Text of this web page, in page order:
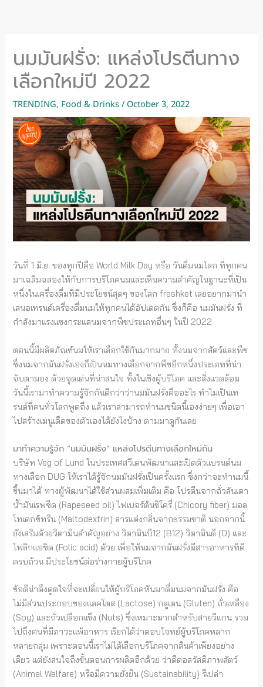
นมมันฝรั่ง: แหล่งโปรตีนทาง
เลือกใหม่ปี 2022
TRENDING, Food & Drinks/ October 3, 2022
วันที่ 1 มิ.ย. ของทุกปีคือ World Milk Day หรือ วันดื่มนมโลก ที่ทุกคน
มาเฉลิมฉลองให้กับการบริโภคนมและเห็นความสำคัญในฐานะที่เป็น
หนึ่งในเครื่องดื่มที่มีประโยชน์สุดๆ ของโลก freshket เลยอยากมานำ
เสนอเทรนด์เครื่องดื่มนมให้ทุกคนได้อัปเดตกัน ซึ่งก็คือ นมมันฝรั่ง ที่
กำลังมาแรงแซงกระแสนมจากพืชประเภทอื่นๆ ในปี 2022
ตอนนี้มีผลิตภัณฑ์นมให้เราเลือกใช้กันมากมาย ทั้งนมจากสัตว์และพืช
ซึ่งนมจากมันฝรั่งเองก็เป็นนมทางเลือกจากพืชอีกหนึ่งประเภทที่น่า
จับตามอง ด้วยจุดเด่นที่น่าสนใจ ทั้งในเชิงผู้บริโภค และสิ่งแวดล้อม
วันนี้เรามาทำความรู้จักกันดีกว่าว่านมมันฝรั่งคืออะไร ทำไมเป็นเท
รนด์ที่คนทั่วโลกพูดถึง แล้วเราสามารถทำนมชนิดนี้เองง่ายๆ เพื่อเอา
ไปสร้างเมนูเด็ดของตัวเองได้ยังไงบ้าง ตามมาดูกันเลย
มาทำความรู้จัก “นมมันฝรั่ง” แหล่งโปรตีนทางเลือกใหม่กัน
บริษัท Veg of Lund ในประเทศสวีเดนพัฒนาและเปิดตัวแบรนด์นม
ทางเลือก DUG ให้เราได้รู้จักนมมันฝรั่งเป็นครั้งแรก ซึ่งกว่าจะทำนมนี้
ขึ้นมาได้ ทางผู้พัฒนาได้ใช้ส่วนผสมเพิ่มเติม คือ โปรตีนจากถั่วลันเตา
น้ำมันเรพซีด (Rapeseed oil) ไฟเบอร์ต้นชิโครี่ (Chicory fiber) มอล
โทเดกซ์ทริน (Maltodextrin) สารแต่งกลิ่นจากธรรมชาติ นอกจากนี้
ยังเสริมด้วยวิตามินสำคัญอย่าง วิตามินบี12 (B12) วิตามินดี (D) และ
โฟลิกแอซิด (Folic acid) ด้วย เพื่อให้นมจากมันฝรั่งมีสารอาหารที่ดี
ครบถ้วน มีประโยชน์ต่อร่างกายผู้บริโภค
ข้อดีน่าดึงดูดใจที่จะเปลี่ยนให้ผู้บริโภคหันมาดื่มนมจากมันฝรั่ง คือ
ไม่มีส่วนประกอบของแลคโตส (Lactose) กลูเตน (Gluten) ถั่วเหลือง
(Soy) และถั่วเปลือกแข็ง (Nuts) ซึ่งเหมาะมากสำหรับสายวีแกน รวม
ไปถึงคนที่มีภาวะแพ้อาหาร เรียกได้ว่าตอบโจทย์ผู้บริโภคหลาก
หลายกลุ่ม เพราะตอนนี้เราไม่ได้เลือกบริโภคจากสินค้าเพียงอย่าง
เดียว แต่ยังสนใจถึงขั้นตอนการผลิตอีกด้วย ว่าดีต่อสวัสดิภาพสัตว์
(Animal Welfare) หรือมีความยั่งยืน (Sustainability) รึเปล่า